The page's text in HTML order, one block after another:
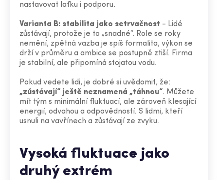
nastavovat laťku i podporu.
Varianta B: stabilita jako setrvačnost - Lidé
zůstávají, protože je to „snadné“. Role se roky
nemění, zpětná vazba je spíš formalita, výkon se
drží v průměru a ambice se postupně ztiší. Firma
je stabilní, ale připomíná stojatou vodu.
Pokud vedete lidi, je dobré si uvědomit, že:
„zůstávají“ ještě neznamená „táhnou“. Můžete
mít tým s minimální fluktuací, ale zároveň klesající
energií, odvahou a odpovědností. S lidmi, kteří
usnuli na vavřínech a zůstávají ze zvyku.
Vysoká fluktuace jako
druhý extrém